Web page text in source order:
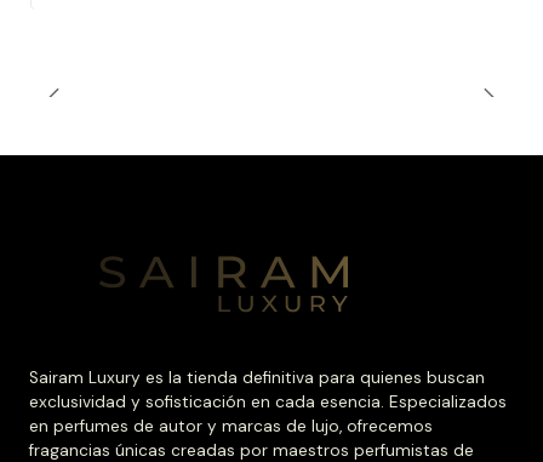
Sairam Luxury es la tienda definitiva para quienes buscan
exclusividad y sofisticación en cada esencia. Especializados
en perfumes de autor y marcas de lujo, ofrecemos
fragancias únicas creadas por maestros perfumistas de